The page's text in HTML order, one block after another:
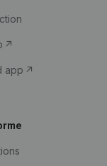
app